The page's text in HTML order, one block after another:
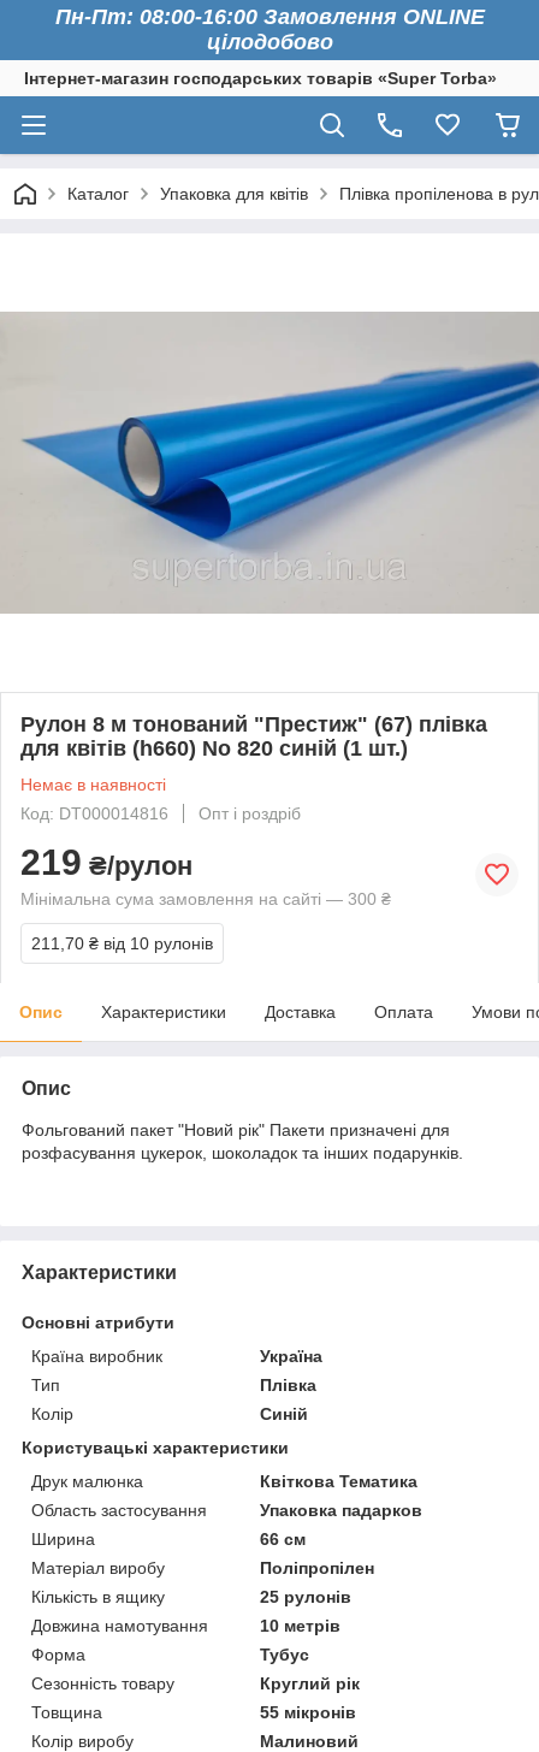
Пн-Пт: 08:00-16:00 Замовлення ONLINE
цілодобово
Інтернет-магазин господарських товарів «Super Torba»
Каталог Упаковка для квітів Плівка пропіленова в
Рулон 8 м тонований "Престиж" (67) плівка
для квітів (h660) No 820 синій (1 шт.)
Немає в наявності
Код: DT000014816
Опт і роздріб
219 ₴/рулон
Мінімальна сума замовлення на сайті — 300 ₴
211,70 ₴ від 10 рулонів
Опис Характеристики Доставка Оплата Умови
Опис
Фольгований пакет "Новий рік" Пакети призначені для
розфасування цукерок, шоколадок та інших подарунків.
Характеристики
Основні атрибути
Країна виробник
Україна
Тип
Плівка
Колір
Синій
Користувацькі характеристики
Друк малюнка
Квіткова Тематика
Область застосування
Упаковка падарков
Ширина
66 см
Матеріал виробу
Поліпропілен
Кількість в ящику
25 рулонів
Довжина намотування
10 метрів
Форма
Тубус
Сезонність товару
Круглий рік
Товщина
55 мікронів
Колір виробу
Малиновий